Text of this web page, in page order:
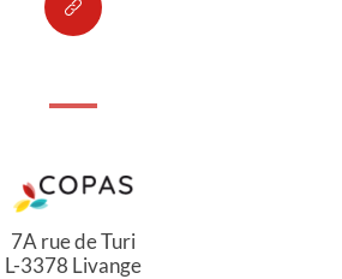
7A rue de Turi
L-3378 Livange